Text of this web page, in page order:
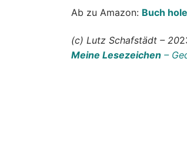
Ab zu Amazon: Buch
(c) Lutz Schafstädt – 20
Meine Lesezeichen –